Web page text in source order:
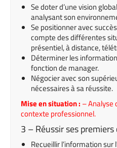
Se doter d’une vision
analysant son
Se positionner avec
compte des différentes
présentiel, à distance,
Déterminer les
fonction de manager.
Négocier avec son
nécessaires à sa réussite.
Mise en situation : – Analyse
contexte professionnel.
3 – Réussir ses
Recueillir l’information sur